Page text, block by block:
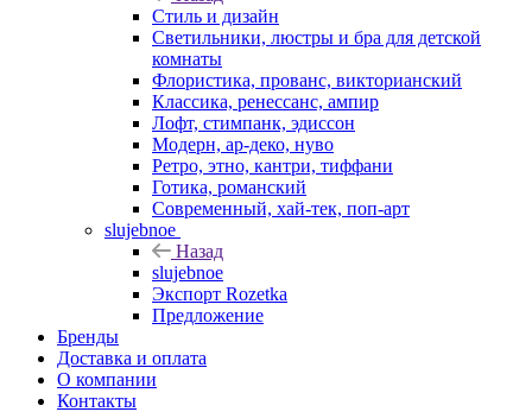
Стиль и дизайн
Светильники, люстры и бра для детской
комнаты
Флористика, прованс, викторианский
Классика, ренессанс, ампир
Лофт, стимпанк, эдиссон
Модерн, ар-деко, нуво
Ретро, этно, кантри, тиффани
Готика, романский
Современный, хай-тек, поп-арт
slujebnoe
Назад
slujebnoe
Экспорт Rozetka
Предложение
Бренды
Доставка и оплата
О компании
Контакты